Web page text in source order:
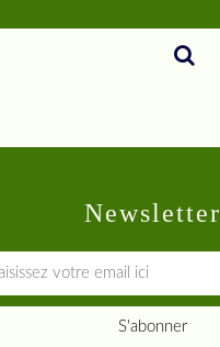
Newsletter